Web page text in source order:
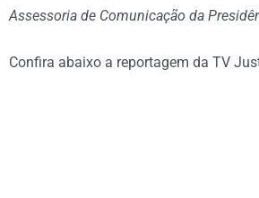
Assessoria de Comunicação da
Confira abaixo a reportagem da TV